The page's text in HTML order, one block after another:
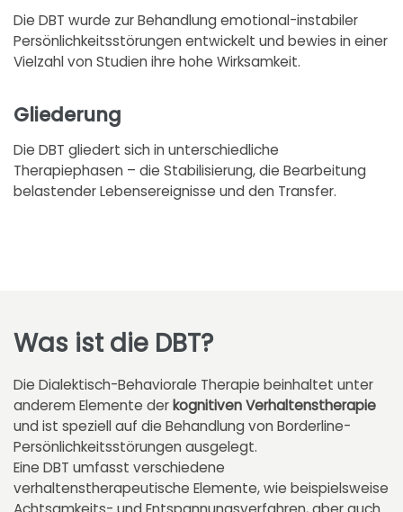
Die DBT wurde zur Behandlung emotional-instabiler
Persönlichkeitsstörungen entwickelt und bewies in einer
Vielzahl von Studien ihre hohe Wirksamkeit.
Gliederung
Die DBT gliedert sich in unterschiedliche
Therapiephasen – die Stabilisierung, die Bearbeitung
belastender Lebensereignisse und den Transfer.
Was ist die DBT?
Die Dialektisch-Behaviorale Therapie beinhaltet unter
anderem Elemente derkognitiven Verhaltenstherapie
und ist speziell auf die Behandlung von Borderline-
Persönlichkeitsstörungen ausgelegt.
Eine DBT umfasst verschiedene
verhaltenstherapeutische Elemente, wie beispielsweise